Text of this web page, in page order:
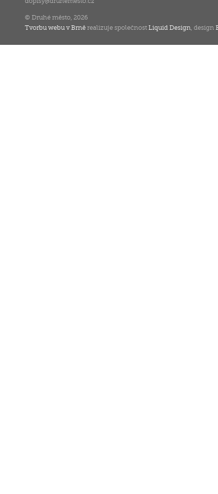
© Druhé město, 2026
Tvorbu webu v Brně realizuje společnostLiquid Design , design